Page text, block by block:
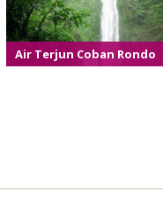
Air Terjun Coban Rondo